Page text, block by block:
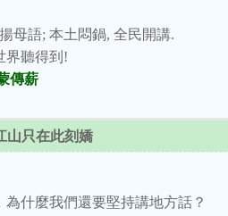
母語; 本土悶鍋, 全民開講.
界聽得到!
傳薪
山只在此刻嬌
為什麼我們還要堅持講地方話？